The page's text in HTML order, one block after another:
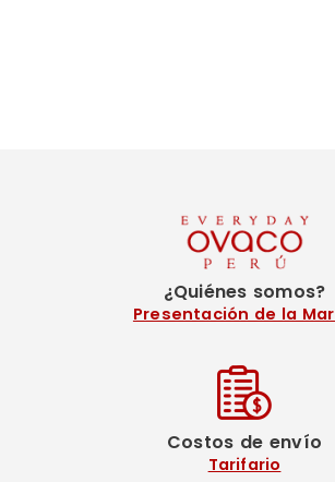
¿Quiénes somos?
Presentación de la
Costos de envío
Tarifario